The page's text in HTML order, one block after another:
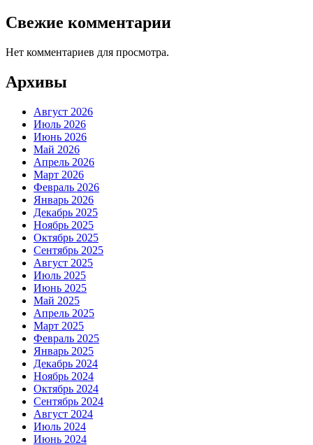
Свежие комментарии
Нет комментариев для просмотра.
Архивы
Август 2026
Июль 2026
Июнь 2026
Май 2026
Апрель 2026
Март 2026
Февраль 2026
Январь 2026
Декабрь 2025
Ноябрь 2025
Октябрь 2025
Сентябрь 2025
Август 2025
Июль 2025
Июнь 2025
Май 2025
Апрель 2025
Март 2025
Февраль 2025
Январь 2025
Декабрь 2024
Ноябрь 2024
Октябрь 2024
Сентябрь 2024
Август 2024
Июль 2024
Июнь 2024